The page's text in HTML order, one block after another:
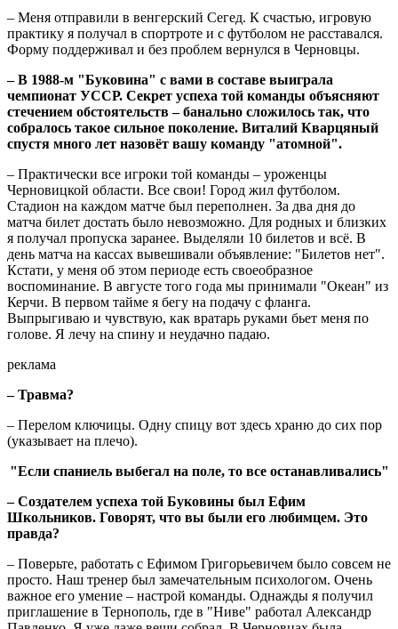
– Меня отправили в венгерский Сегед. К счастью, игровую
практику я получал в спортроте и с футболом не расставался.
Форму поддерживал и без проблем вернулся в Черновцы.
– В 1988-м "Буковина" с вами в составе выиграла
чемпионат УССР. Секрет успеха той команды объясняют
стечением обстоятельств – банально сложилось так, что
собралось такое сильное поколение. Виталий Кварцяный
спустя много лет назовёт вашу команду "атомной".
– Практически все игроки той команды – уроженцы
Черновицкой области. Все свои! Город жил футболом.
Стадион на каждом матче был переполнен. За два дня до
матча билет достать было невозможно. Для родных и близких
я получал пропуска заранее. Выделяли 10 билетов и всё. В
день матча на кассах вывешивали объявление: "Билетов нет".
Кстати, у меня об этом периоде есть своеобразное
воспоминание. В августе того года мы принимали "Океан" из
Керчи. В первом тайме я бегу на подачу с фланга.
Выпрыгиваю и чувствую, как вратарь руками бьет меня по
голове. Я лечу на спину и неудачно падаю.
реклама
– Травма?
– Перелом ключицы. Одну спицу вот здесь храню до сих пор
(указывает на плечо).
"Если спаниель выбегал на поле, то все останавливались"
– Создателем успеха той Буковины был Ефим
Школьников. Говорят, что вы были его любимцем. Это
правда?
– Поверьте, работать с Ефимом Григорьевичем было совсем не
просто. Наш тренер был замечательным психологом. Очень
важное его умение – настрой команды. Однажды я получил
приглашение в Тернополь, где в "Ниве" работал Александр